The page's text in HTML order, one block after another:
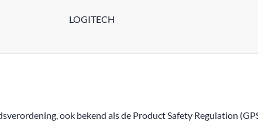
LOGITECH
ook bekend als de Product Safety Regulation